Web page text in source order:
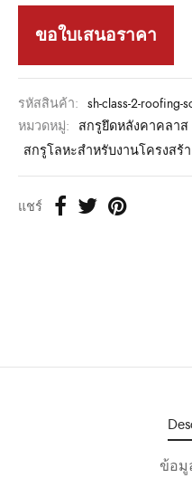
ขอใบเสนอราคา
รหัสสินค้า: sh-class-2-roofing-
หมวดหมู่: สกรูยึดหลังคาคลาส
สกรูโลหะสำหรับงานโครงสร้
แชร์
ข้อมู